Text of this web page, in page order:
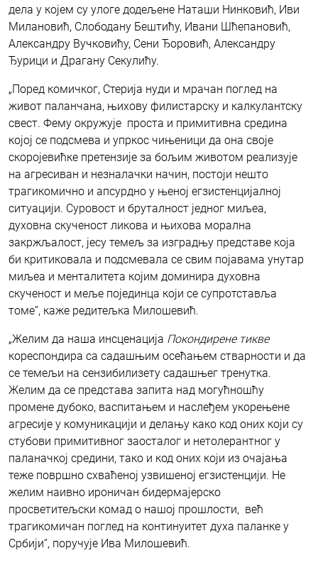
дела у којем су улоге додељене Наташи Нинковић, Иви
Милановић, Слободану Бештићу, Ивани Шћепановић,
Александру Вучковићу, Сени Ђоровић, Александру
Ђурици и Драгану Секулићу.
„Поред комичког, Стерија нуди и мрачан поглед на
живот паланчана, њихову филистарску и калкулантску
свест. Фему окружује проста и примитивна средина
којој се подсмева и упркос чињеници да она своје
скоројевићке претензије за бољим животом реализује
на агресиван и незналачки начин, постоји нешто
трагикомично и апсурдно у њеној егзистенцијалној
ситуацији. Суровост и бруталност једног миљеа,
духовна скученост ликова и њихова морална
закржљалост, јесу темељ за изградњу представе која
би критиковала и подсмевала се свим појавама унутар
миљеа и менталитета којим доминира духовна
скученост и меље појединца који се супротставља
томе”, каже редитељка Милошевић.
„Желим да наша инсценација Покондирене тикве
кореспондира са садашњим осећањем стварности и да
се темељи на сензибилизету садашњег тренутка.
Желим да се представа запита над могућношћу
промене дубоко, васпитањем и наслеђем укорењене
агресије у комуникацији и делању како код оних који су
стубови примитивног заосталог и нетолерантног у
паланачкој средини, тако и код оних који из очајања
теже површно схваћеној узвишеној егзистенцији. Не
желим наивно ироничан бидермајерско
просветитељски комад о нашој прошлости, већ
трагикомичан поглед на континуитет духа паланке у
Србији“, поручује Ива Милошевић.